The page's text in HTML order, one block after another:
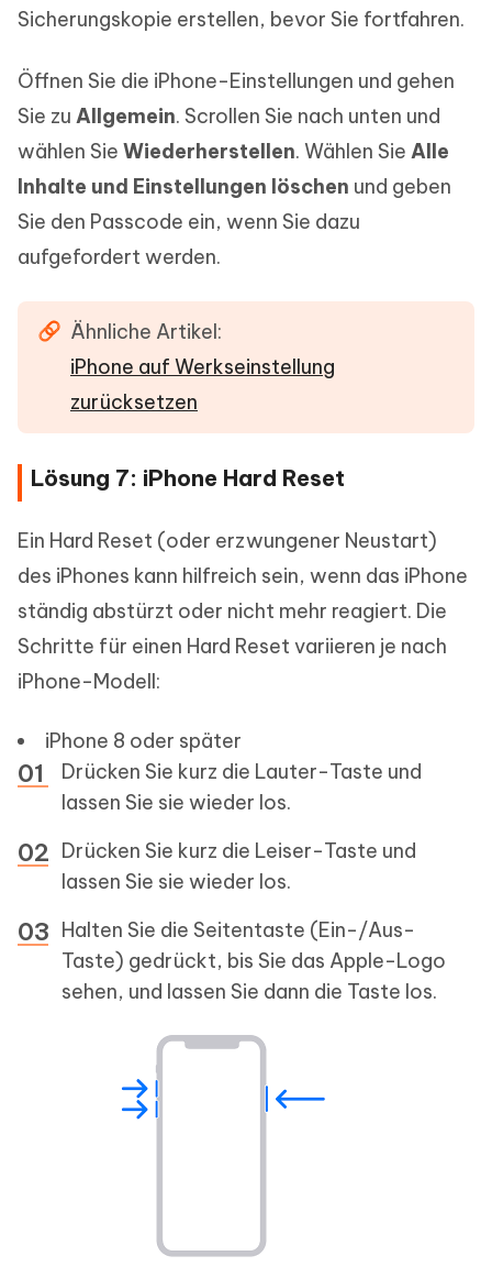
Sicherungskopie erstellen, bevor Sie fortfahren.
Öffnen Sie die iPhone-Einstellungen und gehen
Sie zu Allgemein. Scrollen Sie nach unten und
wählen Sie Wiederherstellen. Wählen Sie Alle
Inhalte und Einstellungen löschen und geben
Sie den Passcode ein, wenn Sie dazu
aufgefordert werden.
Ähnliche Artikel:
iPhone auf Werkseinstellung
zurücksetzen
Lösung 7: iPhone Hard Reset
Ein Hard Reset (oder erzwungener Neustart)
des iPhones kann hilfreich sein, wenn das iPhone
ständig abstürzt oder nicht mehr reagiert. Die
Schritte für einen Hard Reset variieren je nach
iPhone-Modell:
iPhone 8 oder später
Drücken Sie kurz die Lauter-Taste und
lassen Sie sie wieder los.
Drücken Sie kurz die Leiser-Taste und
lassen Sie sie wieder los.
Halten Sie die Seitentaste (Ein-/Aus-
Taste) gedrückt, bis Sie das Apple-Logo
sehen, und lassen Sie dann die Taste los.